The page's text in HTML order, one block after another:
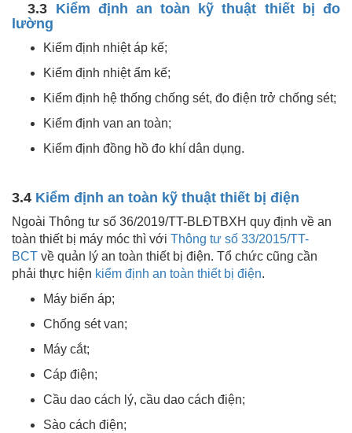
3.3 Kiểm định an toàn kỹ thuật thiết bị đo
lường
Kiểm định nhiệt áp kế;
Kiểm định nhiệt ẩm kế;
Kiểm định hệ thống chống sét, đo điện trở chống sét;
Kiểm định van an toàn;
Kiểm định đồng hồ đo khí dân dụng.
3.4 Kiểm định an toàn kỹ thuật thiết bị điện
Ngoài Thông tư số 36/2019/TT-BLĐTBXH quy định về an
toàn thiết bị máy móc thì với Thông tư số 33/2015/TT-
BCT về quản lý an toàn thiết bị điện. Tổ chức cũng cần
phải thực hiện kiểm định an toàn thiết bị điện.
Máy biến áp;
Chống sét van;
Máy cắt;
Cáp điện;
Cầu dao cách lý, cầu dao cách điện;
Sào cách điện;